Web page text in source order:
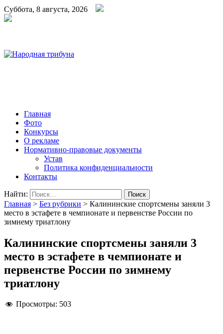
Суббота, 8 августа, 2026
Главная
Фото
Конкурсы
О рекламе
Нормативно-правовые документы
Устав
Политика конфиденциальности
Контакты
Найти:
Главная > Без рубрики > Калининские спортсмены заняли 3
место в эстафете в чемпионате и первенстве России по
зимнему триатлону
Калининские спортсмены заняли 3
место в эстафете в чемпионате и
первенстве России по зимнему
триатлону
Просмотры: 503